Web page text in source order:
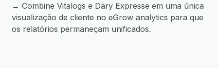
→ Combine Vitalogs e Dary Expresse em uma única
visualização de cliente no eGrow analytics para que
os relatórios permaneçam unificados.